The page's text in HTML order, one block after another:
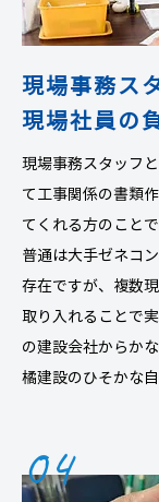
現場事務ス
現場社員の
現場事務スタッフ
て工事関係の書類
てくれる方のことで
普通は大手ゼネコ
存在ですが、複数
取り入れることで
の建設会社からか
橘建設のひそかな自
04